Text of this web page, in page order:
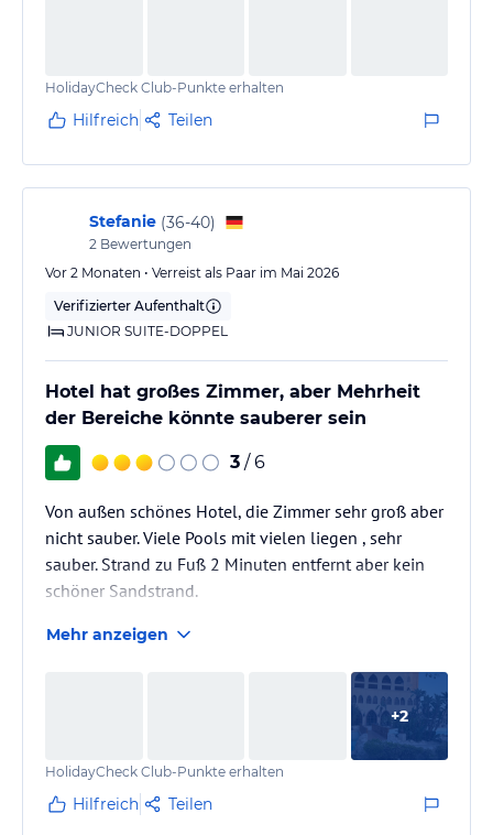
HolidayCheck Club-Punkte erhalten
Hilfreich Teilen
Stefanie (36-40)
2 Bewertungen
Vor 2 Monaten • Verreist als Paar im Mai 2026
Verifizierter Aufenthalt
JUNIOR SUITE-DOPPEL
Hotel hat großes Zimmer, aber Mehrheit
der Bereiche könnte sauberer sein
3 / 6
Von außen schönes Hotel, die Zimmer sehr groß aber
nicht sauber. Viele Pools mit vielen liegen , sehr
sauber. Strand zu Fuß 2 Minuten entfernt aber kein
schöner Sandstrand.
Mehr anzeigen
+2
HolidayCheck Club-Punkte erhalten
Hilfreich Teilen